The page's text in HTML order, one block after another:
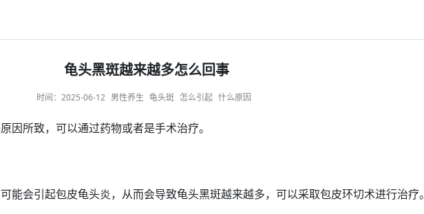
龟头黑斑越来越多怎么回事
时间： 2025-06-12 男性养生 龟头斑 怎么引起 什么原因
原因所致，可以通过药物或者是手术治疗。
能会引起包皮龟头炎，从而会导致龟头黑斑越来越多，可以采取包皮环切术进行治疗。